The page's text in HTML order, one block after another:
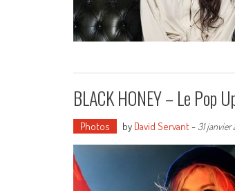
BLACK HONEY – Le Pop
Photos by David Servant- 31 janvier